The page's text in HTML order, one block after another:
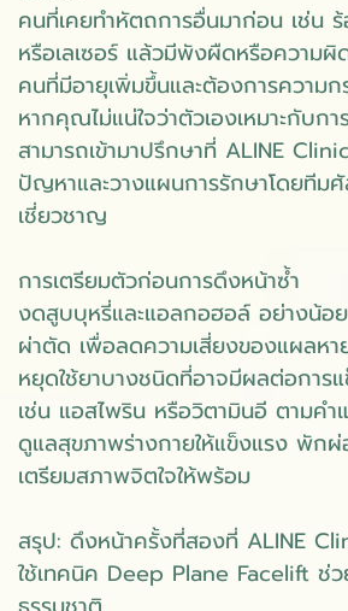
คนที่เคยทำหัตถการอื่นมาก่อน เช่น
หรือเลเซอร์ แล้วมีพังผืดหรือความ
คนที่มีอายุเพิ่มขึ้นและต้องการความ
หากคุณไม่แน่ใจว่าตัวเองเหมาะกับก
สามารถเข้ามาปรึกษาที่ ALINE
ปัญหาและวางแผนการรักษาโดยทีม
เชี่ยวชาญ
การเตรียมตัวก่อนการดึงหน้าซ้ำ
งดสูบบุหรี่และแอลกอฮอล์ อย่างน้
ผ่าตัด เพื่อลดความเสี่ยงของแผลหา
หยุดใช้ยาบางชนิดที่อาจมีผลต่อการ
เช่น แอสไพริน หรือวิตามินอี ตามคำ
ดูแลสุขภาพร่างกายให้แข็งแรง พัก
เตรียมสภาพจิตใจให้พร้อม
สรุป: ดึงหน้าครั้งที่สองที่ ALINE
ใช้เทคนิค Deep Plane Facelift ช่